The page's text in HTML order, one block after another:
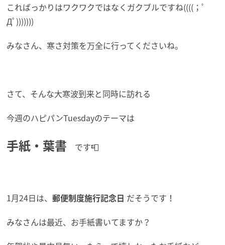
こればっかりはワクワクではなくガクブルですね((((；ﾟ
Дﾟ)))))))
みなさん、寒さ対策を万全に行ってくださいね。
さて、そんな大寒波到来と同時に訪れる
今週のハピパンTuesdayのテーマは
手紙・葉書 です📮
1月24日は、郵便制度施行記念日 だそうです！
みなさんは最近、お手紙書いてますか？